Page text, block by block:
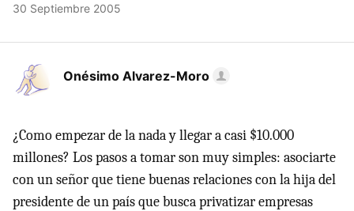
30 Septiembre 2005
Onésimo Alvarez-Moro
¿Como empezar de la nada y llegar a casi $10.000
millones? Los pasos a tomar son muy simples: asociarte
con un señor que tiene buenas relaciones con la hija del
presidente de un país que busca privatizar empresas